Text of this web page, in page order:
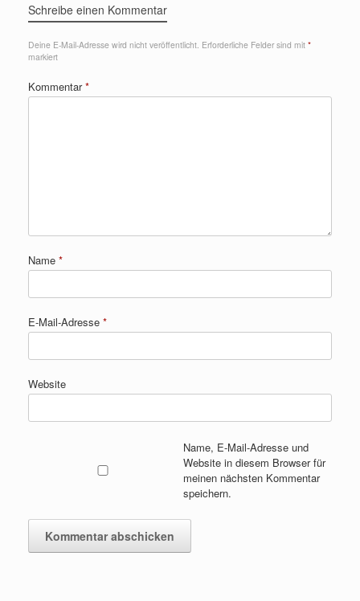
Schreibe einen Kommentar
Deine E-Mail-Adresse wird nicht veröffentlicht. Erforderliche Felder sind mit *
markiert
Kommentar*
Name *
E-Mail-Adresse *
Website
Name, E-Mail-Adresse und
Website in diesem Browser für
meinen nächsten Kommentar
speichern.